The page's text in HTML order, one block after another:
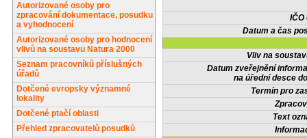
Autorizované osoby pro
zpracování dokumentace, posudku
a vyhodnocení
Autorizované osoby pro hodnocení
vlivů na soustavu Natura 2000
Seznam pracovníků příslušných
úřadů
Dotčené evropsky významné
lokality
Dotčené ptačí oblasti
Přehled zpracovatelů posudků
IČO
Datum a čas
Vliv na
Datum zveřejnění
na úřední desce
Termín pro
Text